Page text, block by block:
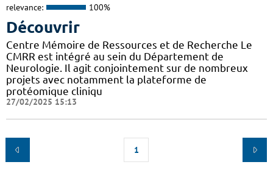
relevance: 100%
Découvrir
Centre Mémoire de Ressources et de Recherche Le
CMRR est intégré au sein du Département de
Neurologie. Il agit conjointement sur de nombreux
projets avec notamment la plateforme de
protéomique cliniqu
27/02/2025 15:13
1